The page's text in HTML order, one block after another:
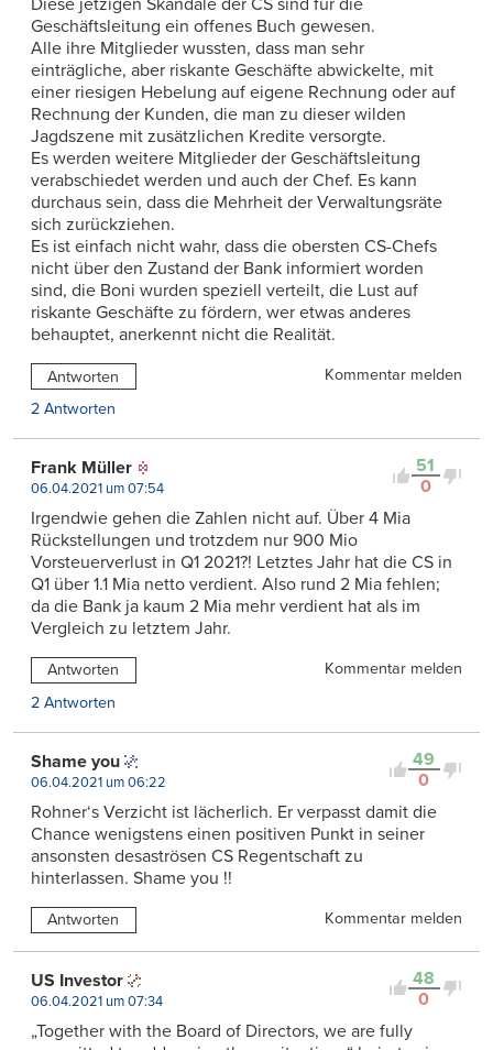
Diese jetzigen Skandale der CS sind für die
Geschäftsleitung ein offenes Buch gewesen.
Alle ihre Mitglieder wussten, dass man sehr
einträgliche, aber riskante Geschäfte abwickelte, mit
einer riesigen Hebelung auf eigene Rechnung oder auf
Rechnung der Kunden, die man zu dieser wilden
Jagdszene mit zusätzlichen Kredite versorgte.
Es werden weitere Mitglieder der Geschäftsleitung
verabschiedet werden und auch der Chef. Es kann
durchaus sein, dass die Mehrheit der Verwaltungsräte
sich zurückziehen.
Es ist einfach nicht wahr, dass die obersten CS-Chefs
nicht über den Zustand der Bank informiert worden
sind, die Boni wurden speziell verteilt, die Lust auf
riskante Geschäfte zu fördern, wer etwas anderes
behauptet, anerkennt nicht die Realität.
Antworten
Kommentar melden
2 Antworten
51
0
Frank Müller
06.04.2021 um 07:54
Irgendwie gehen die Zahlen nicht auf. Über 4 Mia
Rückstellungen und trotzdem nur 900 Mio
Vorsteuerverlust in Q1 2021?! Letztes Jahr hat die CS in
Q1 über 1.1 Mia netto verdient. Also rund 2 Mia fehlen;
da die Bank ja kaum 2 Mia mehr verdient hat als im
Vergleich zu letztem Jahr.
Antworten
Kommentar melden
2 Antworten
49
0
Shame you
06.04.2021 um 06:22
Rohner‘s Verzicht ist lächerlich. Er verpasst damit die
Chance wenigstens einen positiven Punkt in seiner
ansonsten desaströsen CS Regentschaft zu
hinterlassen. Shame you !!
Antworten Kommentar melden
48
0
US Investor
06.04.2021 um 07:34
„Together with the Board of Directors, we are fully